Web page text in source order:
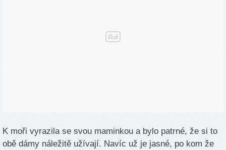
K moři vyrazila se svou maminkou a bylo patrné, že si to
obě dámy náležitě užívají. Navíc už je jasné, po kom že